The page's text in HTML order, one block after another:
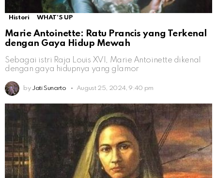
Histori WHAT'S UP
Marie Antoinette: Ratu Prancis yang Terkenal
dengan Gaya Hidup Mewah
Sebagai istri Raja Louis XVI, Marie Antoinette dikenal
dengan gaya hidupnya yang glamor
by Jati Sunarto August 25, 2024, 9:40 pm